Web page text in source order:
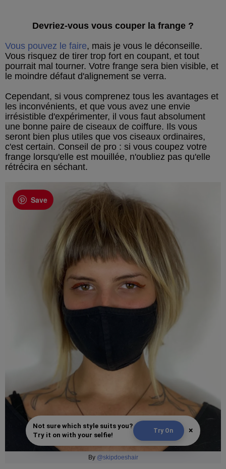
Devriez-vous vous couper la frange ?
Vous pouvez le faire, mais je vous le déconseille.
Vous risquez de tirer trop fort en coupant, et tout
pourrait mal tourner. Votre frange sera bien visible, et
le moindre défaut d'alignement se verra.
Cependant, si vous comprenez tous les avantages et
les inconvénients, et que vous avez une envie
irrésistible d'expérimenter, il vous faut absolument
une bonne paire de ciseaux de coiffure. Ils vous
seront bien plus utiles que vos ciseaux ordinaires,
c'est certain. Conseil de pro : si vous coupez votre
frange lorsqu'elle est mouillée, n'oubliez pas qu'elle
rétrécira en séchant.
Save
Not sure which style suits you?
Try it on with your selfie!
Try On ×
By @skipdoeshair